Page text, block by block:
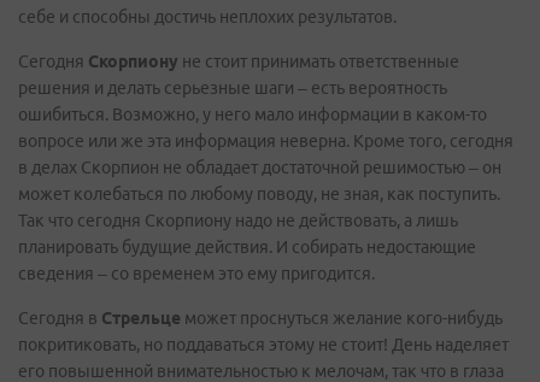
себе и способны достичь неплохих результатов.
Сегодня Скорпиону не стоит принимать ответственные
решения и делать серьезные шаги – есть вероятность
ошибиться. Возможно, у него мало информации в каком-то
вопросе или же эта информация неверна. Кроме того, сегодня
в делах Скорпион не обладает достаточной решимостью – он
может колебаться по любому поводу, не зная, как поступить.
Так что сегодня Скорпиону надо не действовать, а лишь
планировать будущие действия. И собирать недостающие
сведения – со временем это ему пригодится.
Сегодня в Стрельце может проснуться желание кого-нибудь
покритиковать, но поддаваться этому не стоит! День наделяет
его повышенной внимательностью к мелочам, так что в глаза